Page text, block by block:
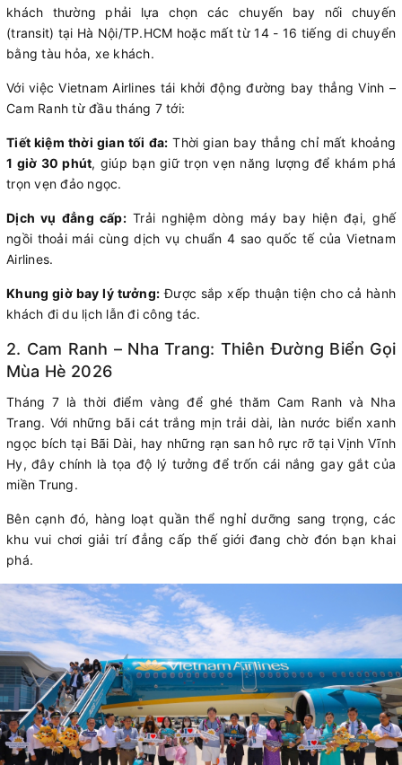
khách thường phải lựa chọn các chuyến bay nối chuyến
(transit) tại Hà Nội/TP.HCM hoặc mất từ 14 - 16 tiếng di chuyển
bằng tàu hỏa, xe khách.
Với việc Vietnam Airlines tái khởi động đường bay thẳng Vinh –
Cam Ranh từ đầu tháng 7 tới:
Tiết kiệm thời gian tối đa: Thời gian bay thẳng chỉ mất khoảng
1 giờ 30 phút, giúp bạn giữ trọn vẹn năng lượng để khám phá
trọn vẹn đảo ngọc.
Dịch vụ đẳng cấp:Trải nghiệm dòng máy bay hiện đại, ghế
ngồi thoải mái cùng dịch vụ chuẩn 4 sao quốc tế của Vietnam
Airlines.
Khung giờ bay lý tưởng: Được sắp xếp thuận tiện cho cả hành
khách đi du lịch lẫn đi công tác.
2. Cam Ranh – Nha Trang: Thiên Đường Biển Gọi
Mùa Hè 2026
Tháng 7 là thời điểm vàng để ghé thăm Cam Ranh và Nha
Trang. Với những bãi cát trắng mịn trải dài, làn nước biển xanh
ngọc bích tại Bãi Dài, hay những rạn san hô rực rỡ tại Vịnh Vĩnh
Hy, đây chính là tọa độ lý tưởng để trốn cái nắng gay gắt của
miền Trung.
Bên cạnh đó, hàng loạt quần thể nghỉ dưỡng sang trọng, các
khu vui chơi giải trí đẳng cấp thế giới đang chờ đón bạn khai
phá.